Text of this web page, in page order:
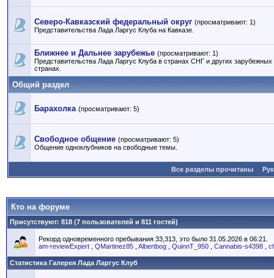
Северо-Кавказский федеральный округ (просматривают: 1)
Представительства Лада Ларгус Клуба на Кавказе.
Ближнее и Дальнее зарубежье (просматривают: 1)
Представительства Лада Ларгус Клуба в странах СНГ и других зарубежных
странах.
Общий раздел
Барахолка (просматривают: 5)
Свободное общение (просматривают: 5)
Общение одноклубников на свободные темы.
Все разделы прочитаны
Кто на форуме
Присутствуют: 818 (7 пользователей и 811 гостей)
Рекорд одновременного пребывания 33,313, это было 31.05.2026 в 06:21.
am-reviewExpert
QMartinez85 Albertbog QuinnT_950 Cannabis-s4398
Статистика Галерея Лада Ларгус Клуб